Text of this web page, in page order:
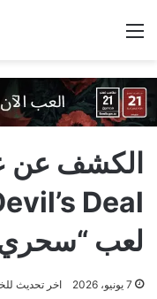
القائمة
لعب
7 يونيو، 2026 اخر تحديث للخبر: 7